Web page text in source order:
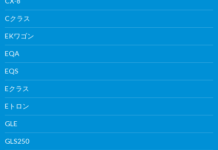
Cクラス
EKワゴン
EQA
EQS
Eクラス
Eトロン
GLE
GLS250